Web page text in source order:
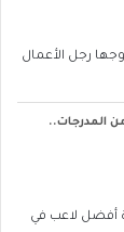
رجل الأعمال
المدرجات..
أفضل لاعب في